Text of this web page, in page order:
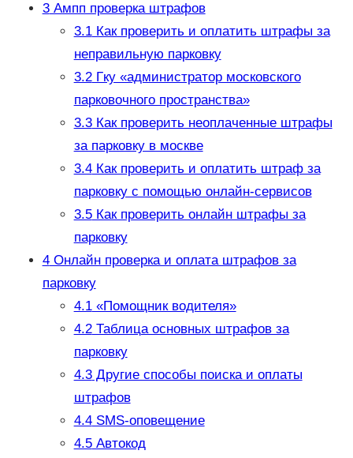
3Ампп проверка штрафов
3.1Как проверить и оплатить штрафы за
неправильную парковку
3.2Гку «администратор московского
парковочного пространства»
3.3Как проверить неоплаченные штрафы
за парковку в москве
3.4Как проверить и оплатить штраф за
парковку с помощью онлайн-сервисов
3.5Как проверить онлайн штрафы за
парковку
4Онлайн проверка и оплата штрафов за
парковку
4.1«Помощник водителя»
4.2Таблица основных штрафов за
парковку
4.3Другие способы поиска и оплаты
штрафов
4.4SMS-оповещение
4.5Автокод